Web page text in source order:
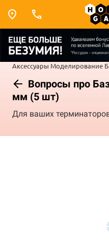
Аксессуары Моделирование
Вопросы про
мм (5 шт)
Для ваших